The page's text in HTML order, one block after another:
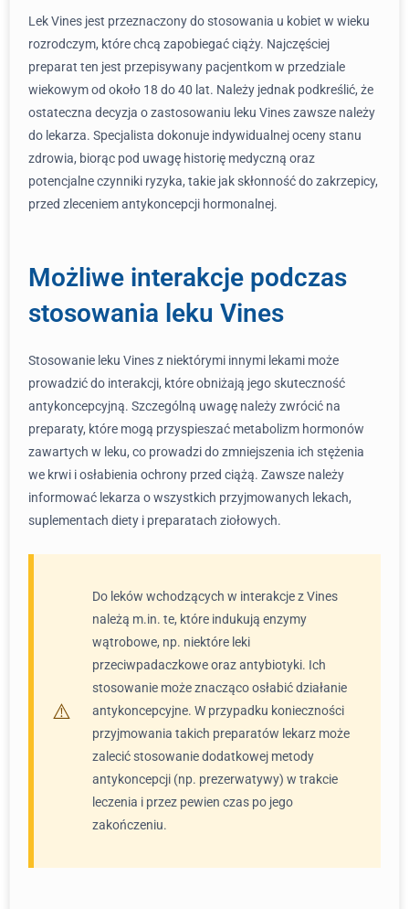
Lek Vines jest przeznaczony do stosowania u kobiet w wieku
rozrodczym, które chcą zapobiegać ciąży. Najczęściej
preparat ten jest przepisywany pacjentkom w przedziale
wiekowym od około 18 do 40 lat. Należy jednak podkreślić, że
ostateczna decyzja o zastosowaniu leku Vines zawsze należy
do lekarza. Specjalista dokonuje indywidualnej oceny stanu
zdrowia, biorąc pod uwagę historię medyczną oraz
potencjalne czynniki ryzyka, takie jak skłonność do zakrzepicy,
przed zleceniem antykoncepcji hormonalnej.
Możliwe interakcje podczas
stosowania leku Vines
Stosowanie leku Vines z niektórymi innymi lekami może
prowadzić do interakcji, które obniżają jego skuteczność
antykoncepcyjną. Szczególną uwagę należy zwrócić na
preparaty, które mogą przyspieszać metabolizm hormonów
zawartych w leku, co prowadzi do zmniejszenia ich stężenia
we krwi i osłabienia ochrony przed ciążą. Zawsze należy
informować lekarza o wszystkich przyjmowanych lekach,
suplementach diety i preparatach ziołowych.
Do leków wchodzących w interakcje z Vines
należą m.in. te, które indukują enzymy
wątrobowe, np. niektóre leki
przeciwpadaczkowe oraz antybiotyki. Ich
stosowanie może znacząco osłabić działanie
antykoncepcyjne. W przypadku konieczności
przyjmowania takich preparatów lekarz może
zalecić stosowanie dodatkowej metody
antykoncepcji (np. prezerwatywy) w trakcie
leczenia i przez pewien czas po jego
zakończeniu.